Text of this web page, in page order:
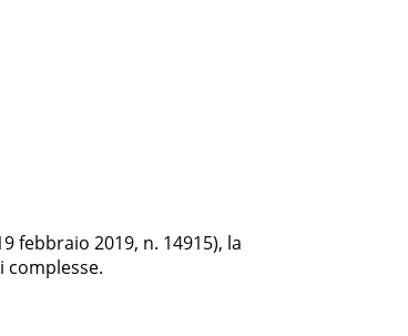
febbraio 2019, n. 14915), la
complesse.